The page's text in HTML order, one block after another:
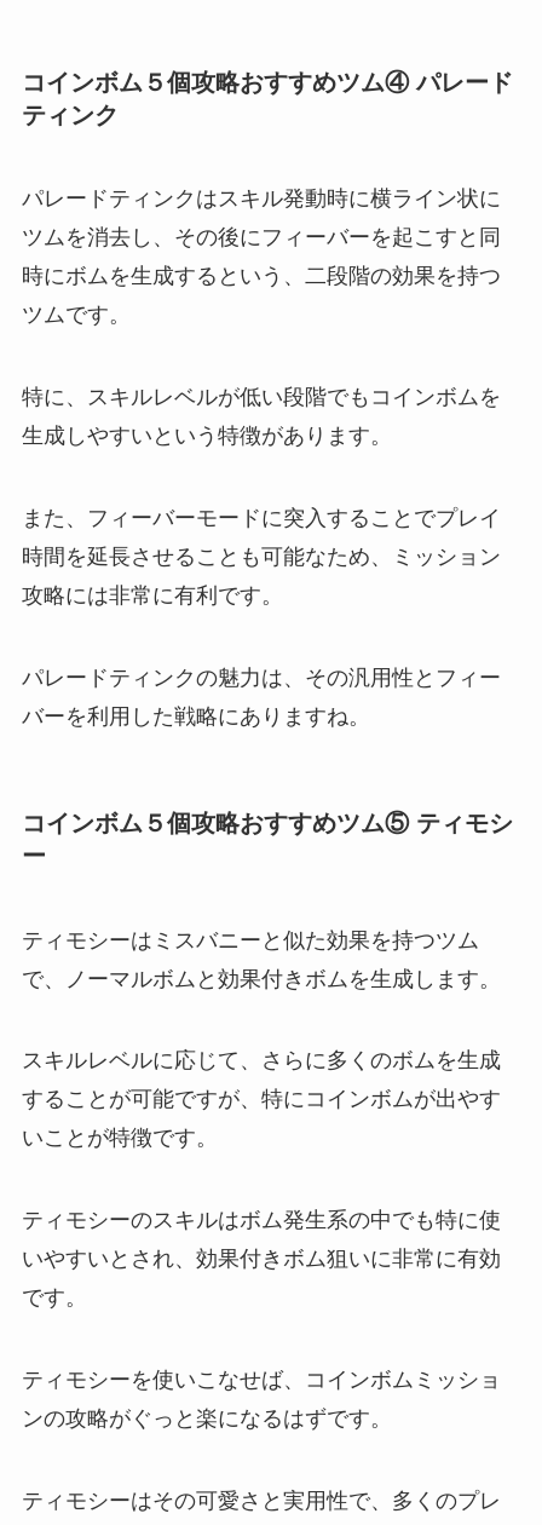
コインボム５個攻略おすすめツム④ パレード
ティンク
パレードティンクはスキル発動時に横ライン状に
ツムを消去し、その後にフィーバーを起こすと同
時にボムを生成するという、二段階の効果を持つ
ツムです。
特に、スキルレベルが低い段階でもコインボムを
生成しやすいという特徴があります。
また、フィーバーモードに突入することでプレイ
時間を延長させることも可能なため、ミッション
攻略には非常に有利です。
パレードティンクの魅力は、その汎用性とフィー
バーを利用した戦略にありますね。
コインボム５個攻略おすすめツム⑤ ティモシ
ー
ティモシーはミスバニーと似た効果を持つツム
で、ノーマルボムと効果付きボムを生成します。
スキルレベルに応じて、さらに多くのボムを生成
することが可能ですが、特にコインボムが出やす
いことが特徴です。
ティモシーのスキルはボム発生系の中でも特に使
いやすいとされ、効果付きボム狙いに非常に有効
です。
ティモシーを使いこなせば、コインボムミッショ
ンの攻略がぐっと楽になるはずです。
ティモシーはその可愛さと実用性で、多くのプレ